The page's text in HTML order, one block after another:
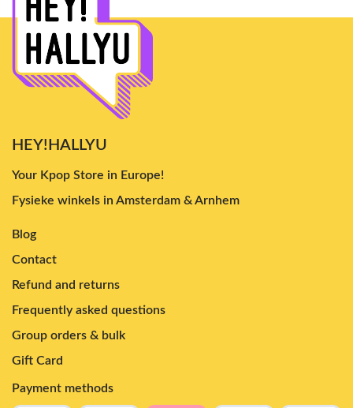
HEY!HALLYU
Your Kpop Store in Europe!
Fysieke winkels in Amsterdam & Arnhem
Blog
Contact
Refund and returns
Frequently asked questions
Group orders & bulk
Gift Card
Payment methods